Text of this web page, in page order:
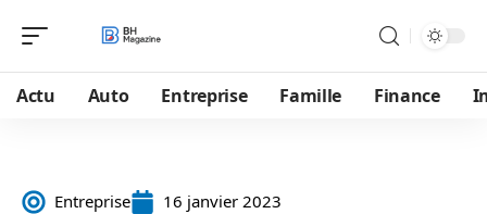
Actu Auto Entreprise Famille Finance
Entreprise 16 janvier 2023